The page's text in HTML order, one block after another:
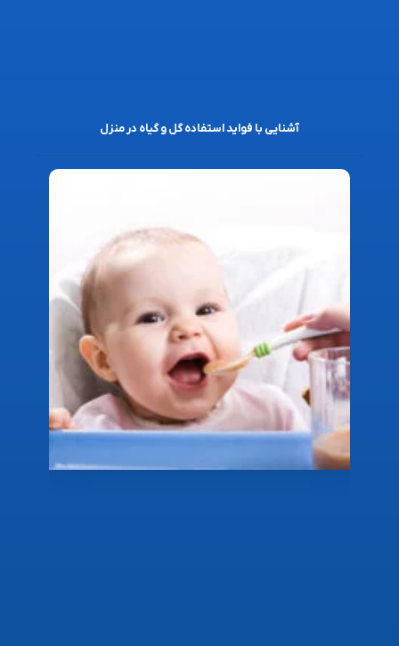
آشنایی با فواید استفاده گل و گیاه در منزل